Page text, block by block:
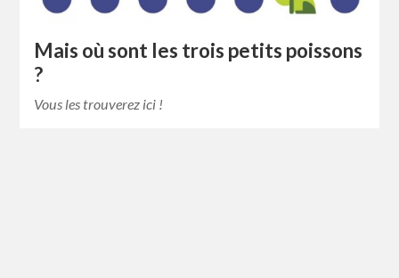
Mais où sont les trois petits poissons
?
Vous les trouverez ici !